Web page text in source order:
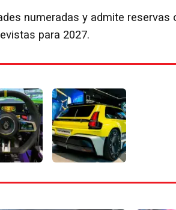
numeradas y admite reservas
para 2027.